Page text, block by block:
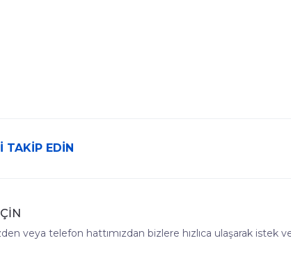
TAKİP EDİN
veya telefon hattımızdan bizlere hızlıca ulaşarak istek